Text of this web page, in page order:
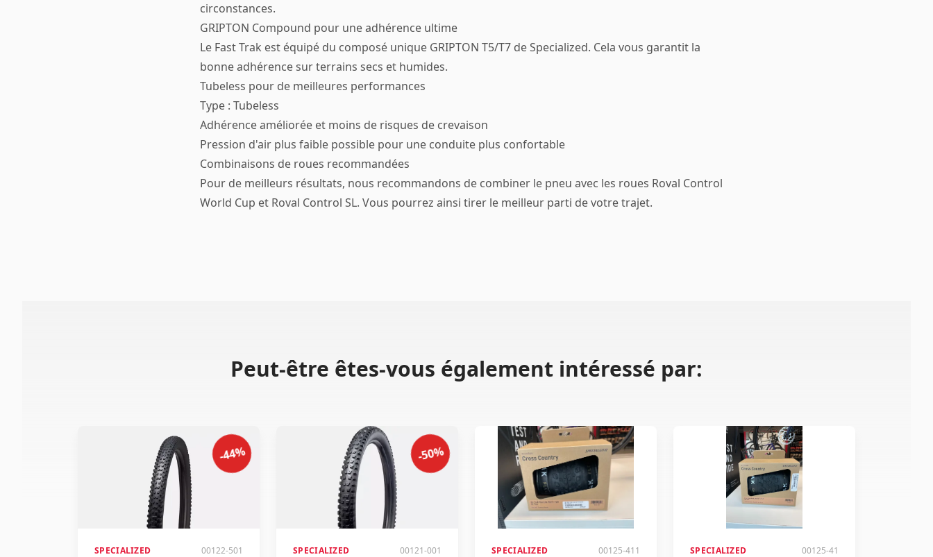
circonstances.
GRIPTON Compound pour une adhérence ultime
Le Fast Trak est équipé du composé unique GRIPTON T5/T7 de Specialized. Cela vous garantit la
bonne adhérence sur terrains secs et humides.
Tubeless pour de meilleures performances
Type : Tubeless
Adhérence améliorée et moins de risques de crevaison
Pression d'air plus faible possible pour une conduite plus confortable
Combinaisons de roues recommandées
Pour de meilleurs résultats, nous recommandons de combiner le pneu avec les roues Roval Control
World Cup et Roval Control SL. Vous pourrez ainsi tirer le meilleur parti de votre trajet.
Peut-être êtes-vous également intéressé par:
-44%
SPECIALIZED 00122-501
-50%
SPECIALIZED 00121-001 SPECIALIZED 00125-411 SPECIALIZED 00125-41